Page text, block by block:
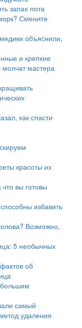
запах пота
Смените
объяснили,
и крепкие
молчат мастера
как спасти
красоты из
вы готовы
избавить
Возможно,
5 необычных
об
самый
удаления